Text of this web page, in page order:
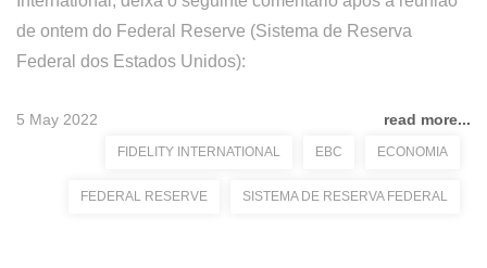
de ontem do Federal Reserve (Sistema de Reserva
Federal dos Estados Unidos):
5 May 2022 read more...
FIDELITY INTERNATIONAL EBC ECONOMIA
FEDERAL RESERVE SISTEMA DE RESERVA FEDERAL